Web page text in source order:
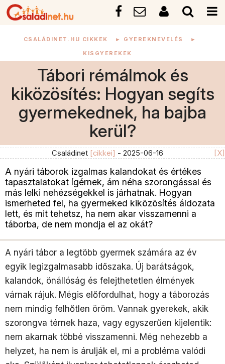
CSALÁDINET.HU CIKKEK ► GYEREKNEVELÉS ►
KISGYEREKEK
Tábori rémálmok és
kiközösítés: Hogyan segíts
gyermekednek, ha bajba
kerül?
Családinet [cikkei] - 2025-06-16 [X]
A nyári táborok izgalmas kalandokat és értékes
tapasztalatokat ígérnek, ám néha szorongással és
más lelki nehézségekkel is járhatnak. Hogyan
ismerheted fel, ha gyermeked kiközösítés áldozata
lett, és mit tehetsz, ha nem akar visszamenni a
táborba, de nem mondja el az okát?
A nyári tábor a legtöbb gyermek számára az év
egyik legizgalmasabb időszaka. Új barátságok,
kalandok, önállóság és felejthetetlen élmények
várnak rájuk. Mégis előfordulhat, hogy a táborozás
nem mindig felhőtlen öröm. Vannak gyerekek, akik
szorongva térnek haza, vagy egyszerűen kijelentik:
nem akarnak többé visszamenni. Még nehezebb a
helyzet, ha nem is árulják el, mi a probléma valódi